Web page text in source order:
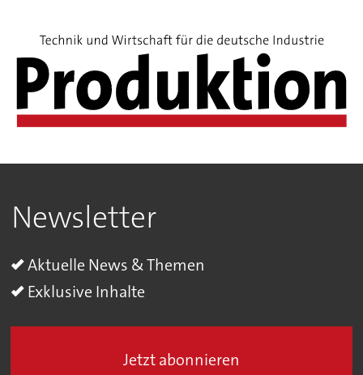
Newsletter
Aktuelle News & Themen
Exklusive Inhalte
Jetzt abonnieren